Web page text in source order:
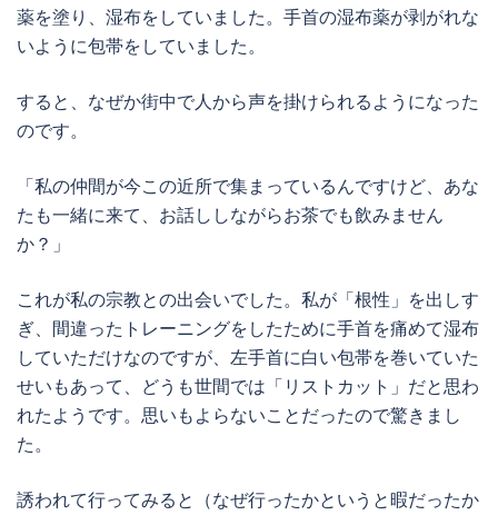
薬を塗り、湿布をしていました。手首の湿布薬が剥がれな
いように包帯をしていました。
すると、なぜか街中で人から声を掛けられるようになった
のです。
「私の仲間が今この近所で集まっているんですけど、あな
たも一緒に来て、お話ししながらお茶でも飲みません
か？」
これが私の宗教との出会いでした。私が「根性」を出しす
ぎ、間違ったトレーニングをしたために手首を痛めて湿布
していただけなのですが、左手首に白い包帯を巻いていた
せいもあって、どうも世間では「リストカット」だと思わ
れたようです。思いもよらないことだったので驚きまし
た。
誘われて行ってみると（なぜ行ったかというと暇だったか